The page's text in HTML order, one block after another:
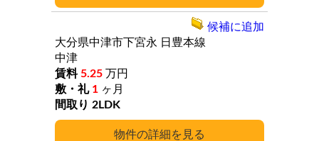
詳細
大分県中津市下宮永 日豊本線
中津
5.25 万円
1 ヶ月
2LDK
候補に追加